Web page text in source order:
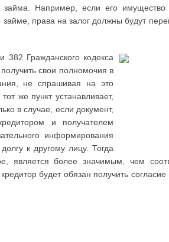
займа. Например, если его
права на залог должны будут
382 Гражданского кодекса
свои полномочия в
не спрашивая на это
же пункт устанавливает,
в случае, если документ,
и получателем
информирования
к другому лицу. Тогда
является более значимым, чем
будет обязан получить